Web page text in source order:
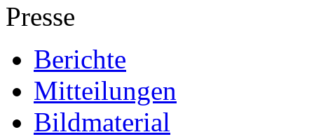
Presse
Berichte
Mitteilungen
Bildmaterial